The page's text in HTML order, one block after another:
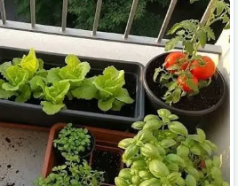
სწორად.